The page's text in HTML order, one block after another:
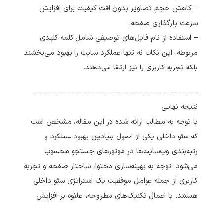
– کاهش حجم تصاویر بدون افت کیفیت برای افزایش
سرعت بارگذاری صفحه.
– استفاده از نام فایل‌های توصیفی شامل کلمه کلیدی
مربوطه. این نکات نه تنها عملکرد سایت را بهبود می‌بخشند
بلکه تجربه کاربری را نیز ارتقا می‌دهند.
──────────────────────────────
نتیجه نهایی
با توجه به مطالب ارائه شده در این مقاله، مشخص است
که سئو داخلی یکی از اصول بنیادین بهبود عملکرد و
رتبه‌بندی وب‌سایت‌ها در موتورهای جستجو محسوب
می‌شود. توجه به بهینه‌سازی محتوا، ساختار صفحه و تجربه
کاربری از جمله عوامل موفقیت یک استراتژی سئو داخلی
هستند. با اعمال تکنیک‌های مطروحه، علاوه بر افزایش